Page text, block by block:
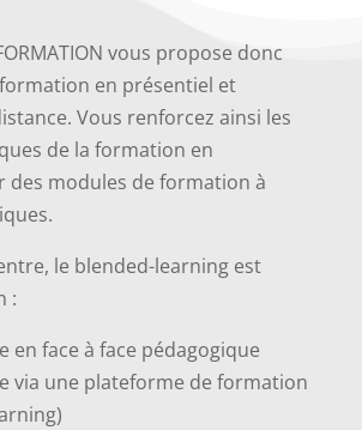
vous propose donc
en présentiel et
Vous renforcez ainsi les
de la formation en
des modules de formation à
le blended-learning est
:
en face à face pédagogique
via une plateforme de formation